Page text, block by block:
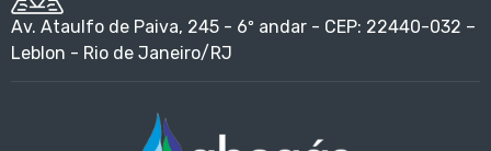
Av. Ataulfo de Paiva, 245 - 6º andar - CEP: 22440-032 –
Leblon - Rio de Janeiro/RJ